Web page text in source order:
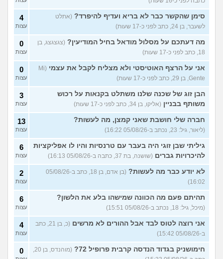
עוד שאלות חדשות במדור
סימן שהקשר כבר לא בריא ועדיף להיפרד? (אתלט
לשעבר, בן 24, כתב לפני כ-17 שעות)
4
עצות
מה דעתכם על מסלול מודאל בחיל המודיעין? (צגצגצג, בן
18, כתב לפני כ-17 שעות)
0
עצות
אני על הרצף האוטיסטי ולא מצליח לקבל את עצמי
(Mi
Gente, בן 29, כתב לפני כ-17 שעות)
0
עצות
הבן זוג של שכנה שלנו משתלט בקנאות על רכוש
משותף בבניין (אליקו, בן 34, כתב לפני כ-17 שעות)
3
עצות
חברה שלי חושבת שאני קמצן, מה לעשות?
(ליאור, גיל: 23, נכתב ב-05/08/26 16:22)
13
עצות
גיליתי שבן זוגי היה בעבר עם טרנסיות והיו לו אפליקציות
להיכרויות גברים (שושנה, בת 37, כתבה ב-05/08/26 16:13)
6
עצות
לא יודע כבר מה לעשות?
(בן אדם, בן 18, כתב ב-05/08/26
16:02)
2
עצות
תהיתם פעם מה הכוונה שמישהו בלע את הלשון?
(מיכל, גיל: 18, נכתב ב-05/08/26 15:51)
6
עצות
אני רוצה לטוס לבד אבל ההורים לא מרשים
(כ, בן 21, כתב
ב-05/08/26 15:42)
4
עצות
חימושניק בגדוד הנדסה קרבית פרופיל 72?
(מוהנדס, בן 20,
0